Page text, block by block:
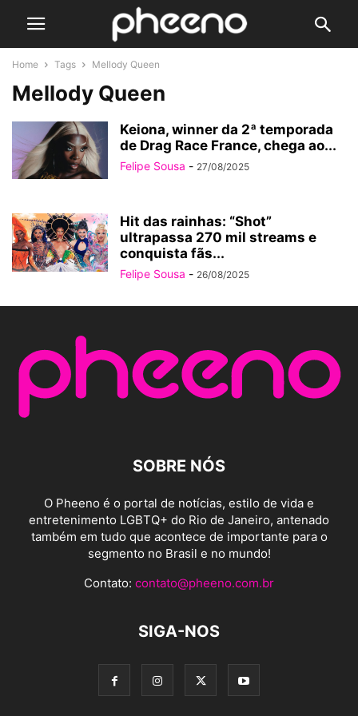
Home Tags Mellody Queen
Mellody Queen
Keiona, winner da 2ª temporada
de Drag Race France, chega ao...
Felipe Sousa - 27/08/2025
Hit das rainhas: “Shot”
ultrapassa 270 mil streams e
conquista fãs...
Felipe Sousa - 26/08/2025
SOBRE NÓS
O Pheeno é o portal de notícias, estilo de vida e
entretenimento LGBTQ+ do Rio de Janeiro, antenado
também em tudo que acontece de importante para o
segmento no Brasil e no mundo!
Contato: contato@pheeno.com.br
SIGA-NOS